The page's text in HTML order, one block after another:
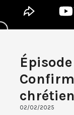
chrétien
02/02/2025